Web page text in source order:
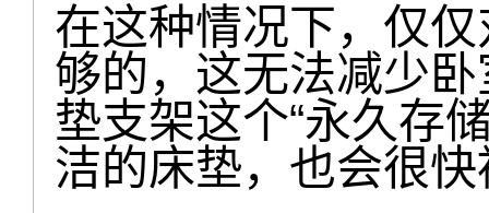
在这种情况下，仅
够的，这无法减少
垫支架这个“永久存
洁的床垫，也会很